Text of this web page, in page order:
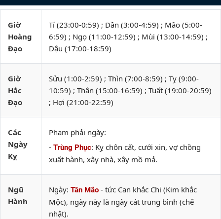
Giờ
Hoàng
Đạo
Tí (23:00-0:59) ; Dần (3:00-4:59) ; Mão (5:00-
6:59) ; Ngọ (11:00-12:59) ; Mùi (13:00-14:59) ;
Dậu (17:00-18:59)
Giờ
Hắc
Đạo
Sửu (1:00-2:59) ; Thìn (7:00-8:59) ; Tỵ (9:00-
10:59) ; Thân (15:00-16:59) ; Tuất (19:00-20:59)
; Hợi (21:00-22:59)
Các
Ngày
Kỵ
Phạm phải ngày:
- Trùng Phục: Kỵ chôn cất, cưới xin, vợ chồng
xuất hành, xây nhà, xây mồ mả.
Ngũ
Hành
Ngày: Tân Mão - tức Can khắc Chi (Kim khắc
Mộc), ngày này là ngày cát trung bình (chế
nhật).